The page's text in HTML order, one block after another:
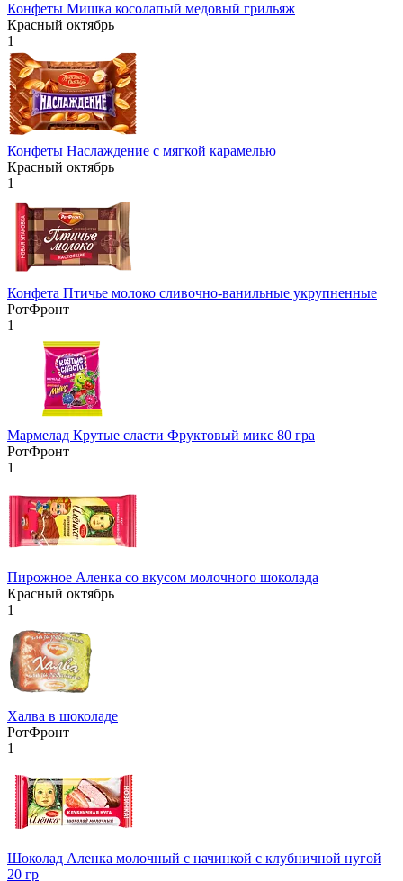
Конфеты Мишка косолапый медовый грильяж
Красный октябрь
1
Конфеты Наслаждение с мягкой карамелью
Красный октябрь
1
Конфета Птичье молоко сливочно-ванильные укрупненные
РотФронт
1
Мармелад Крутые сласти Фруктовый микс 80 гра
РотФронт
1
Пирожное Аленка со вкусом молочного шоколада
Красный октябрь
1
Халва в шоколаде
РотФронт
1
Шоколад Аленка молочный с начинкой с клубничной нугой
20 гр